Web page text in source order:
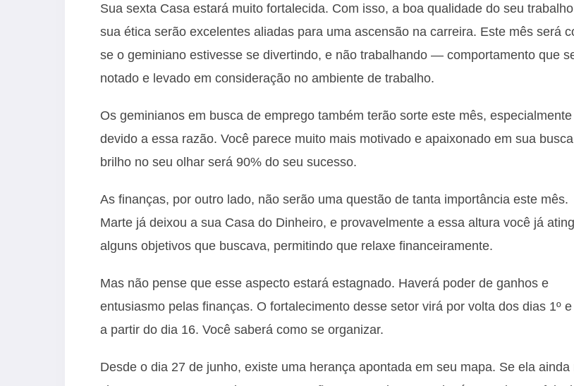
Sua sexta Casa estará muito fortalecida. Com isso, a boa qualidade do seu
sua ética serão excelentes aliadas para uma ascensão na carreira. Este mês será
se o geminiano estivesse se divertindo, e não trabalhando — comportamento que
notado e levado em consideração no ambiente de trabalho.
Os geminianos em busca de emprego também terão sorte este mês, especialmente
devido a essa razão. Você parece muito mais motivado e apaixonado em sua
brilho no seu olhar será 90% do seu sucesso.
As finanças, por outro lado, não serão uma questão de tanta importância este mês.
Marte já deixou a sua Casa do Dinheiro, e provavelmente a essa altura você já
alguns objetivos que buscava, permitindo que relaxe financeiramente.
Mas não pense que esse aspecto estará estagnado. Haverá poder de ganhos e
entusiasmo pelas finanças. O fortalecimento desse setor virá por volta dos dias 1º
a partir do dia 16. Você saberá como se organizar.
Desde o dia 27 de junho, existe uma herança apontada em seu mapa. Se ela ainda